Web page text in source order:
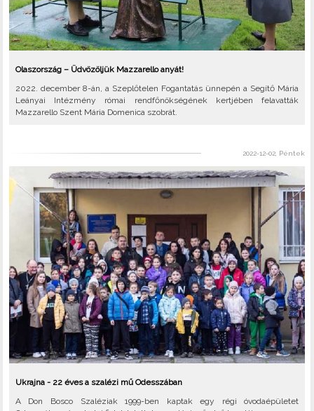
Olaszország – Üdvözöljük Mazzarello anyát!
2022. december 8-án, a Szeplőtelen Fogantatás ünnepén a Segítő Mária
Leányai Intézmény római rendfőnökségének kertjében felavatták
Mazzarello Szent Mária Domenica szobrát.
2022-12-02, Péntek
Ukrajna - 22 éves a szalézi mű Odesszában
A Don Bosco Szaléziak 1999-ben kaptak egy régi óvodaépületet